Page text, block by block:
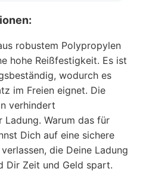
robustem Polypropylen
hohe Reißfestigkeit. Es ist
wodurch es
im Freien eignet. Die
verhindert
Ladung. Warum das für
Dich auf eine sichere
die Deine Ladung
Dir Zeit und Geld spart.